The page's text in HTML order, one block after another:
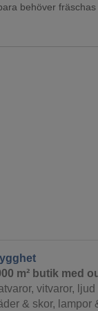
behöver fräschas
m² butik med
vitvaror,
& skor, lampor